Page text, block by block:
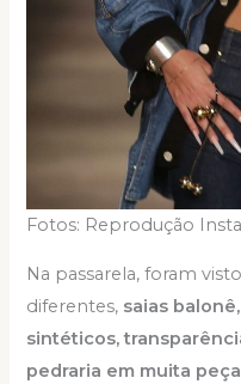
Fotos: Reprodução
Na passarela, foram
diferentes, saias
sintéticos,
pedraria em muita